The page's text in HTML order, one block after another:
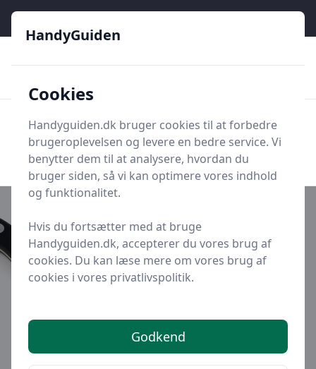
HandyGuiden
Søg nu
Søg nu
Udgivet iFritid
Redskab Krydsord
HandyGuiden
Cookies
Handyguiden.dk bruger cookies til at forbedre
brugeroplevelsen og levere en bedre service. Vi
benytter dem til at analysere, hvordan du
bruger siden, så vi kan optimere vores indhold
og funktionalitet.
Hvis du fortsætter med at bruge
Handyguiden.dk, accepterer du vores brug af
cookies. Du kan læse mere om vores brug af
cookies i vores privatlivspolitik.
Godkend